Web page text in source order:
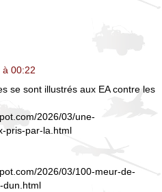
à 00:22
se sont illustrés aux EA contre les
2026/03/une-
pris-par-la.html
2026/03/100-meur-de-
dun.html